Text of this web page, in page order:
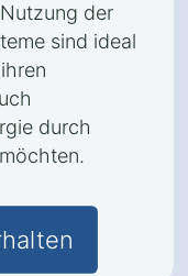
der
sind ideal
durch